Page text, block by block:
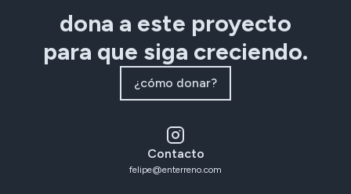
dona a este proyecto
para que siga creciendo.
¿cómo donar?
Contacto
felipe@enterreno.com